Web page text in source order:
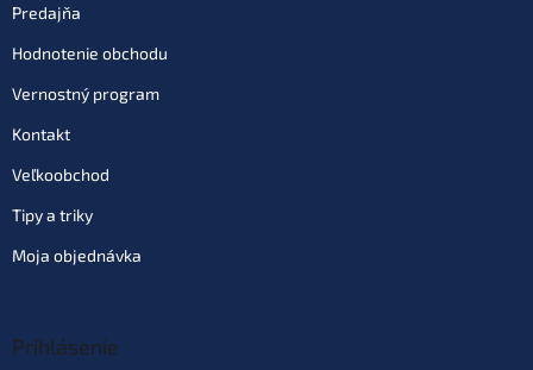
Predajňa
Hodnotenie obchodu
Vernostný program
Kontakt
Veľkoobchod
Tipy a triky
Moja objednávka
Prihlásenie